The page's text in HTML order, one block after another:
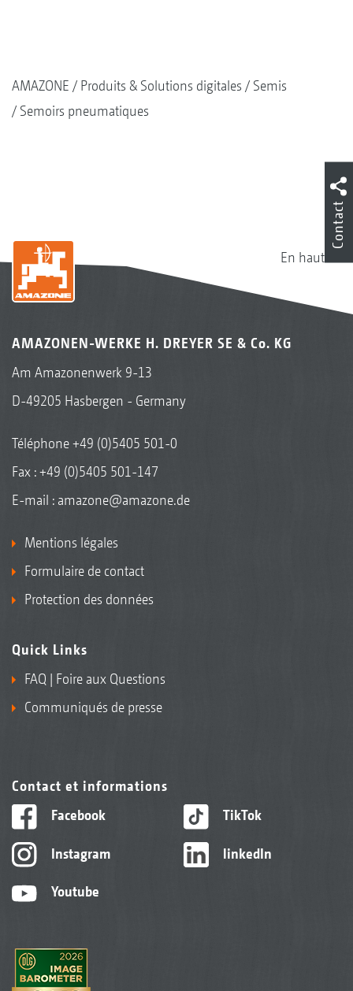
AMAZONE Produits & Solutions digitales
Semis
Semoirs pneumatiques
En haut
AMAZONEN-WERKE H. DREYER SE & Co. KG
Am Amazonenwerk 9-13
D-49205 Hasbergen - Germany
Téléphone+49 (0)5405 501-0
Fax : +49 (0)5405 501-147
E-mail : amazone@amazone.de
Mentions légales
Formulaire de contact
Protection des données
Quick Links
FAQ | Foire aux Questions
Communiqués de presse
Contact et informations
Facebook
Instagram
Youtube
TikTok
linkedIn
Contact